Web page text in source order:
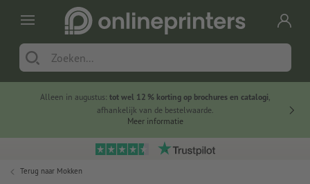
Alleen in augustus: tot wel 12 % korting op brochures en catalogi,
afhankelijk van de bestelwaarde.
Meer informatie
Terug naar Mokken